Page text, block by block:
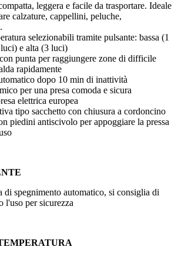
leggera e facile da trasportare. Ideale
calzature, cappellini, peluche,
selezionabili tramite pulsante: bassa (1
e alta (3 luci)
punta per raggiungere zone di difficile
rapidamente
dopo 10 min di inattività
per una presa comoda e sicura
elettrica europea
tipo sacchetto con chiusura a cordoncino
piedini antiscivolo per appoggiare la pressa
di spegnimento automatico, si consiglia di
l'uso per sicurezza